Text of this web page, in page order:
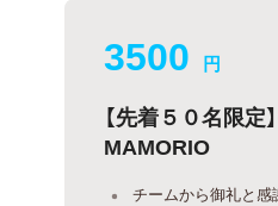
3500 円
【先着５０名限定
MAMORIO
チームから御礼と感